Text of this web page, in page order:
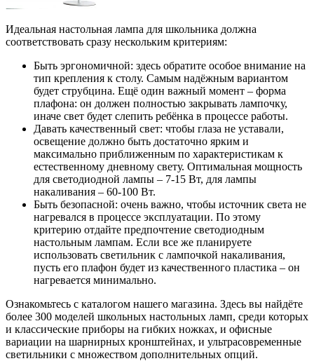
Идеальная настольная лампа для школьника должна
соответствовать сразу нескольким критериям:
Быть эргономичной: здесь обратите особое внимание на
тип крепления к столу. Самым надёжным вариантом
будет струбцина. Ещё один важный момент – форма
плафона: он должен полностью закрывать лампочку,
иначе свет будет слепить ребёнка в процессе работы.
Давать качественный свет: чтобы глаза не уставали,
освещение должно быть достаточно ярким и
максимально приближенным по характеристикам к
естественному дневному свету. Оптимальная мощность
для светодиодной лампы – 7-15 Вт, для лампы
накаливания – 60-100 Вт.
Быть безопасной: очень важно, чтобы источник света не
нагревался в процессе эксплуатации. По этому
критерию отдайте предпочтение светодиодным
настольным лампам. Если все же планируете
использовать светильник с лампочкой накаливания,
пусть его плафон будет из качественного пластика – он
нагревается минимально.
Ознакомьтесь с каталогом нашего магазина. Здесь вы найдёте
более 300 моделей школьных настольных ламп, среди которых
и классические приборы на гибких ножках, и офисные
вариации на шарнирных кронштейнах, и ультрасовременные
светильники с множеством дополнительных опций.